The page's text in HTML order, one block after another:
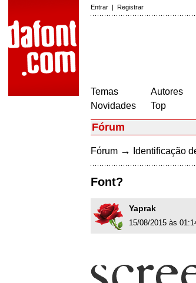
Entrar | Registrar
Temas
Novidades
Autores
Top
Fórum
Fórum → Identificação
Font?
Yaprak
15/08/2015 às